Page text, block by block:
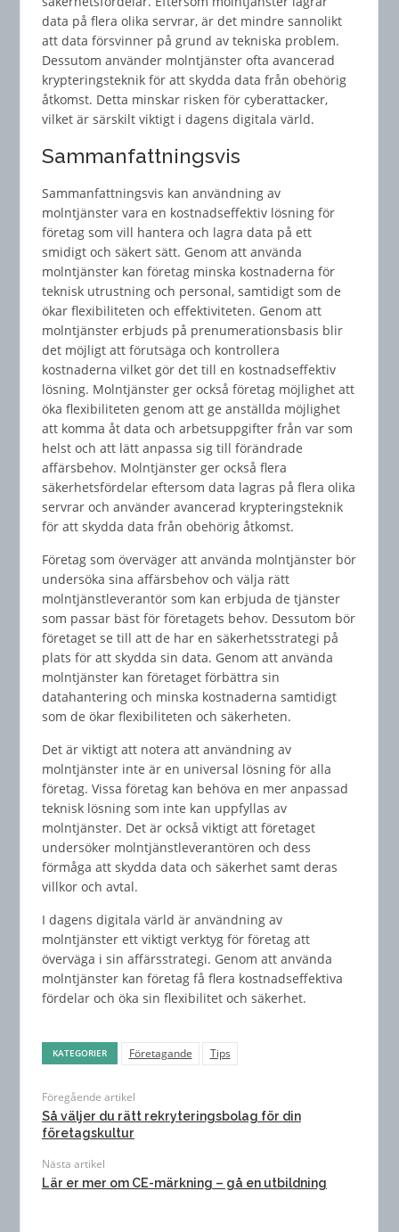
data på flera olika servrar, är det mindre sannolikt
att data försvinner på grund av tekniska problem.
Dessutom använder molntjänster ofta avancerad
krypteringsteknik för att skydda data från obehörig
åtkomst. Detta minskar risken för cyberattacker,
vilket är särskilt viktigt i dagens digitala värld.
Sammanfattningsvis
Sammanfattningsvis kan användning av
molntjänster vara en kostnadseffektiv lösning för
företag som vill hantera och lagra data på ett
smidigt och säkert sätt. Genom att använda
molntjänster kan företag minska kostnaderna för
teknisk utrustning och personal, samtidigt som de
ökar flexibiliteten och effektiviteten. Genom att
molntjänster erbjuds på prenumerationsbasis blir
det möjligt att förutsäga och kontrollera
kostnaderna vilket gör det till en kostnadseffektiv
lösning. Molntjänster ger också företag möjlighet att
öka flexibiliteten genom att ge anställda möjlighet
att komma åt data och arbetsuppgifter från var som
helst och att lätt anpassa sig till förändrade
affärsbehov. Molntjänster ger också flera
säkerhetsfördelar eftersom data lagras på flera olika
servrar och använder avancerad krypteringsteknik
för att skydda data från obehörig åtkomst.
Företag som överväger att använda molntjänster bör
undersöka sina affärsbehov och välja rätt
molntjänstleverantör som kan erbjuda de tjänster
som passar bäst för företagets behov. Dessutom bör
företaget se till att de har en säkerhetsstrategi på
plats för att skydda sin data. Genom att använda
molntjänster kan företaget förbättra sin
datahantering och minska kostnaderna samtidigt
som de ökar flexibiliteten och säkerheten.
Det är viktigt att notera att användning av
molntjänster inte är en universal lösning för alla
företag. Vissa företag kan behöva en mer anpassad
teknisk lösning som inte kan uppfyllas av
molntjänster. Det är också viktigt att företaget
undersöker molntjänstleverantören och dess
förmåga att skydda data och säkerhet samt deras
villkor och avtal.
I dagens digitala värld är användning av
molntjänster ett viktigt verktyg för företag att
överväga i sin affärsstrategi. Genom att använda
molntjänster kan företag få flera kostnadseffektiva
fördelar och öka sin flexibilitet och säkerhet.
KATEGORIER Företagande Tips
Föregående artikel
Så väljer du rätt rekryteringsbolag för din
företagskultur
Nästa artikel
Lär er mer om CE-märkning – gå en utbildning